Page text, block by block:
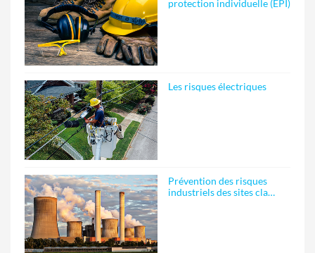
protection individuelle (EPI)
Les risques électriques
Prévention des risques
industriels des sites cla…